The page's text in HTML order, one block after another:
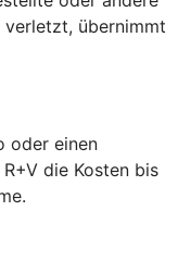
verletzt, übernimmt
oder einen
die Kosten bis